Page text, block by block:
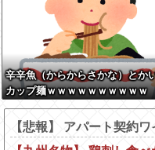
辛辛魚（からからさかな）とか
カップ麺ｗｗｗｗｗｗｗｗｗｗ
【悲報】 アパート契約